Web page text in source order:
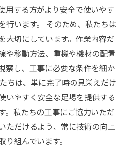
用する方がより安全で使いやす
行います。 そのため、私たちは
大切にしています。作業内容だ
や移動方法、重機や機材の配置
察し、工事に必要な条件を細か
ちは、単に完了時の見栄えだけ
いやすく安全な足場を提供する
。私たちの工事にご協力いただ
ただけるよう、常に技術の向上
組んでいます。